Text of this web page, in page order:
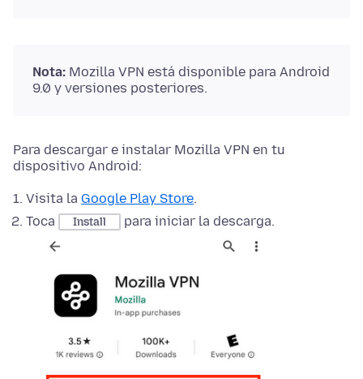
Nota: Mozilla VPN está disponible para Android
9.0 y versiones posteriores.
Para descargar e instalar Mozilla VPN en tu
dispositivo Android:
Visita la Google Play Store.
Toca
Install para iniciar la descarga.